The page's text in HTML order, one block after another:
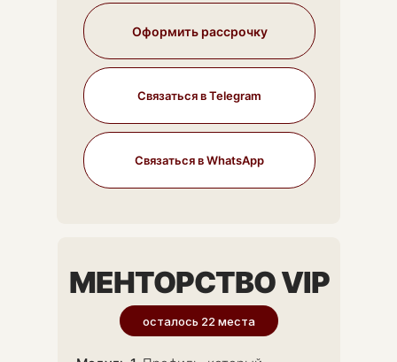
МЕНТОРСТВО VIP
Оформить рассрочку
Связаться в Telegram
Связаться в WhatsApp
осталось 22 места